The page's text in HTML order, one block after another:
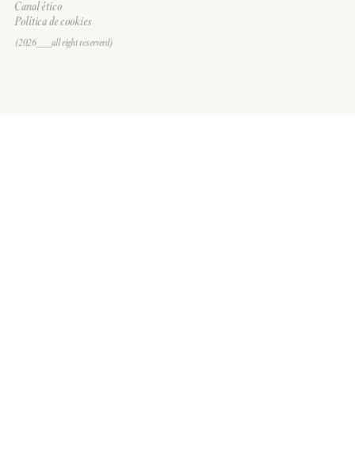
Canal ético
Política de cookies
(2026___all right reserverd)